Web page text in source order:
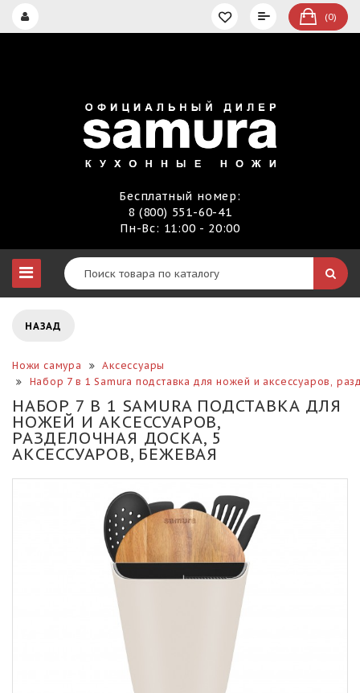
(0)
Бесплатный номер:
8 (800) 551-60-41
Пн-Вс: 11:00 - 20:00
НАЗАД
Ножи самура
Аксессуары
Набор 7 в 1 Samura подставка для ножей и аксессуаров,
НАБОР 7 В 1 SAMURA ПОДСТАВКА ДЛЯ
НОЖЕЙ И АКСЕССУАРОВ,
РАЗДЕЛОЧНАЯ ДОСКА, 5
АКСЕССУАРОВ, БЕЖЕВАЯ